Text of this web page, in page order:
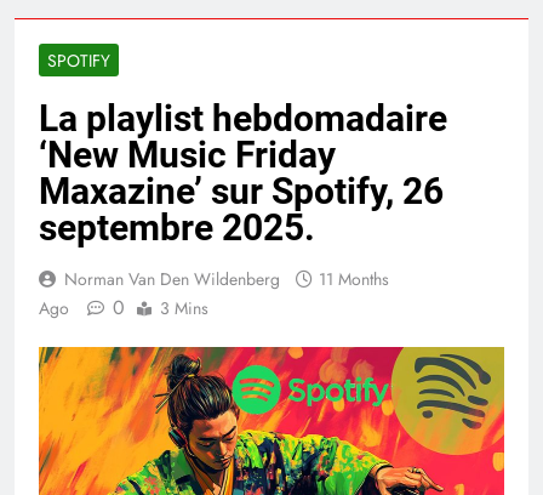
SPOTIFY
La playlist hebdomadaire
‘New Music Friday
Maxazine’ sur Spotify, 26
septembre 2025.
Norman Van Den Wildenberg
11 Months
Ago
0 3 Mins